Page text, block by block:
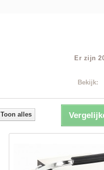
Er zijn
Bekijk:
Toon alles